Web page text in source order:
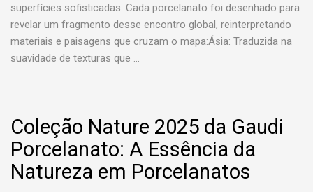
superfícies sofisticadas. Cada porcelanato foi desenhado para
revelar um fragmento desse encontro global, reinterpretando
materiais e paisagens que cruzam o mapa:Ásia: Traduzida na
suavidade de texturas que …
Coleção Nature 2025 da Gaudi
Porcelanato: A Essência da
Natureza em Porcelanatos